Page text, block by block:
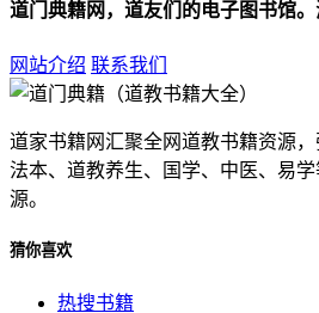
道门典籍网，道友们的电子图书馆。
网站介绍 联系我们
道家书籍网汇聚全网道教书籍资源，
法本、道教养生、国学、中医、易
源。
猜你喜欢
热搜书籍